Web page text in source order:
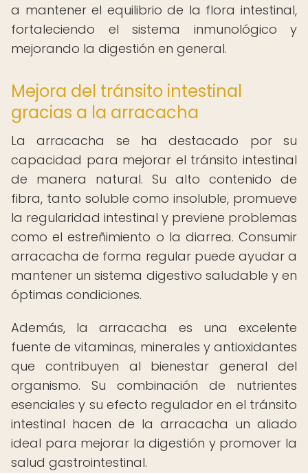
a mantener el equilibrio de la flora intestinal,
fortaleciendo el sistema inmunológico y
mejorando la digestión en general.
Mejora del tránsito intestinal
gracias a la arracacha
La arracacha se ha destacado por su
capacidad para mejorar el tránsito intestinal
de manera natural. Su alto contenido de
fibra, tanto soluble como insoluble, promueve
la regularidad intestinal y previene problemas
como el estreñimiento o la diarrea. Consumir
arracacha de forma regular puede ayudar a
mantener un sistema digestivo saludable y en
óptimas condiciones.
Además, la arracacha es una excelente
fuente de vitaminas, minerales y antioxidantes
que contribuyen al bienestar general del
organismo. Su combinación de nutrientes
esenciales y su efecto regulador en el tránsito
intestinal hacen de la arracacha un aliado
ideal para mejorar la digestión y promover la
salud gastrointestinal.